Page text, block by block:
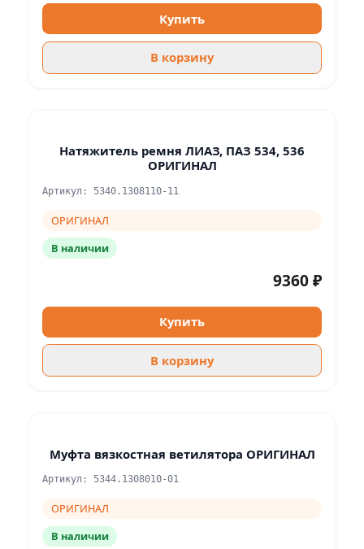
Купить
В корзину
Натяжитель ремня ЛИАЗ, ПАЗ 534, 536
ОРИГИНАЛ
Артикул: 5340.1308110-11
ОРИГИНАЛ
В наличии
9360 ₽
Купить
В корзину
Муфта вязкостная ветилятора ОРИГИНАЛ
Артикул: 5344.1308010-01
ОРИГИНАЛ
В наличии